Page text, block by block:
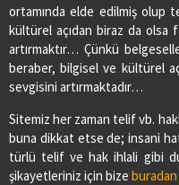
ortamında elde edilmiş olup
kültürel açıdan biraz da olsa
artırmaktır… Çünkü
beraber, bilgisel ve kültürel
sevgisini artırmaktadır…
Sitemiz her zaman telif vb.
buna dikkat etse de; insani
türlü telif ve hak ihlali gibi
şikayetleriniz için bize buradan